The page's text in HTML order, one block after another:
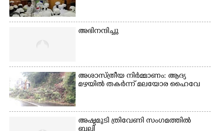
അഭിനന്ദിച്ചു
അശാസ്ത്രീയ നിർമ്മാണം: ആദ്യ
മഴയിൽ തകർന്ന് മലയോര ഹൈവേ
അഷ്ടമുടി ത്രിവേണി സംഗമത്തിൽ